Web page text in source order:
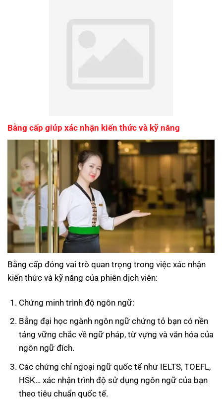
Bằng cấp giúp xác nhận kiến thức và kỹ năng
Bằng cấp đóng vai trò quan trọng trong việc xác nhận
kiến thức và kỹ năng của phiên dịch viên:
Chứng minh trình độ ngôn ngữ:
Bằng đại học ngành ngôn ngữ chứng tỏ bạn có nền
tảng vững chắc về ngữ pháp, từ vựng và văn hóa của
ngôn ngữ đích.
Các chứng chỉ ngoại ngữ quốc tế như IELTS, TOEFL,
HSK… xác nhận trình độ sử dụng ngôn ngữ của bạn
theo tiêu chuẩn quốc tế.